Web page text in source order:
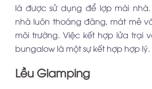
lá được sử dụng để lợp mái
nhà luôn thoáng đãng, mát mẻ
môi trường. Việc kết hợp lửa trại
bungalow là một sự kết hợp hợp lý.
Lều Glamping